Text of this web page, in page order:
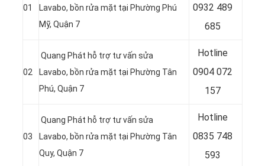
01
Lavabo, bồn rửa mặt tại Phường Phú
Mỹ, Quận 7
0932 489
685
02
Quang Phát hỗ trợ tư vấn sửa
Lavabo, bồn rửa mặt tại Phường Tân
Phú, Quận 7
Hotline
0904 072
157
03
Quang Phát hỗ trợ tư vấn sửa
Lavabo, bồn rửa mặt tại Phường Tân
Quy, Quận 7
Hotline
0835 748
593